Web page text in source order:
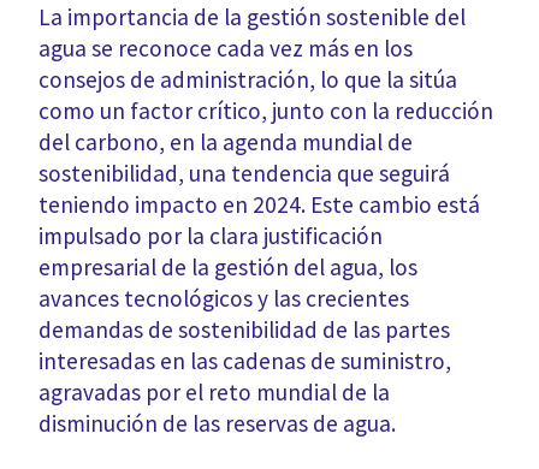
La importancia de la gestión sostenible del
agua se reconoce cada vez más en los
consejos de administración, lo que la sitúa
como un factor crítico, junto con la reducción
del carbono, en la agenda mundial de
sostenibilidad, una tendencia que seguirá
teniendo impacto en 2024. Este cambio está
impulsado por la clara justificación
empresarial de la gestión del agua, los
avances tecnológicos y las crecientes
demandas de sostenibilidad de las partes
interesadas en las cadenas de suministro,
agravadas por el reto mundial de la
disminución de las reservas de agua.